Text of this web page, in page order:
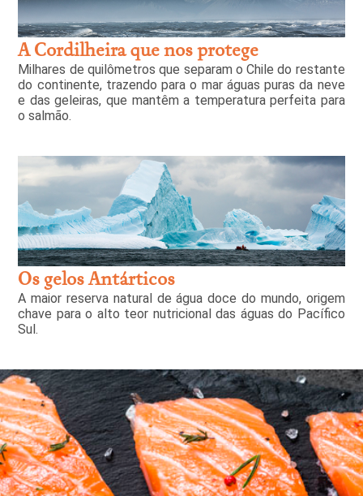
A Cordilheira que nos protege
Milhares de quilômetros que separam o Chile do restante
do continente, trazendo para o mar águas puras da neve
e das geleiras, que mantêm a temperatura perfeita para
o salmão.
Os gelos Antárticos
A maior reserva natural de água doce do mundo, origem
chave para o alto teor nutricional das águas do Pacífico
Sul.